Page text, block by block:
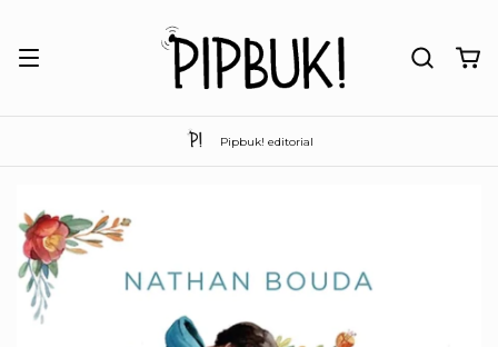
Pipbuk! editorial